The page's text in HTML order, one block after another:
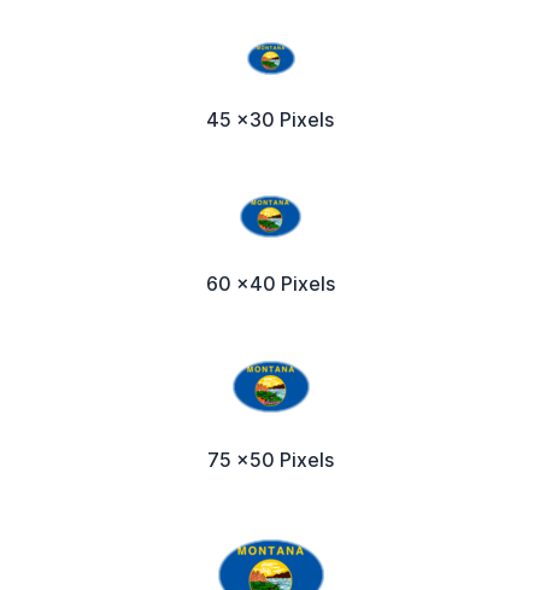
45 x30 Pixels
60 x40 Pixels
75 x50 Pixels